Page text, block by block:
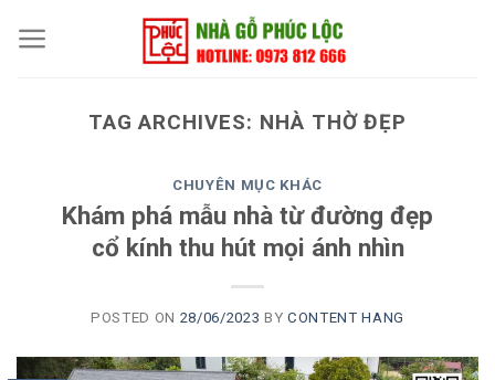
TAG ARCHIVES: NHÀ THỜ ĐẸP
CHUYÊN MỤC KHÁC
Khám phá mẫu nhà từ đường đẹp
cổ kính thu hút mọi ánh nhìn
POSTED ON 28/06/2023 BY CONTENT HANG